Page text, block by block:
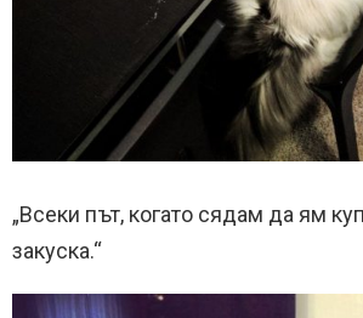
„Всеки път, когато сядам да ям
закуска.“